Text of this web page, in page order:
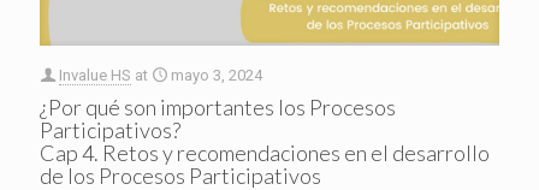
Invalue HS at mayo 3, 2024
¿Por qué son importantes los Procesos
Participativos?
Cap 4. Retos y recomendaciones en el desarrollo
de los Procesos Participativos